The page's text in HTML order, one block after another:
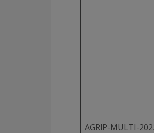
AGRIP-MULTI-